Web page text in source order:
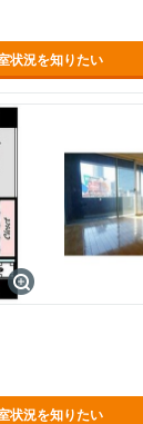
状況を知りたい
状況を知りたい